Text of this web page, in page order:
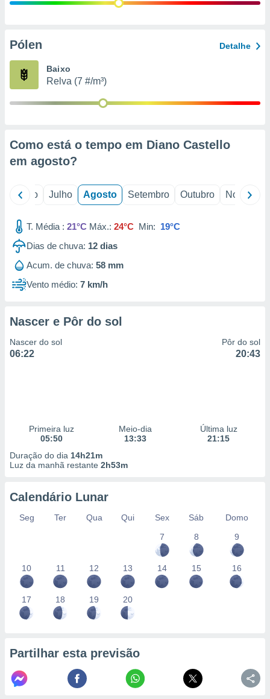
e
de
Pólen Detalhe
Baixo
Relva (7 #/m³)
Como está o tempo em Diano Castello
em agosto?
Junho Julho Agosto Setembro Outubro Novembro
T. Média : 21°C Máx.: 24°C Min: 19°C
Dias de chuva: 12 dias
Acum. de chuva: 58 mm
Vento médio: 7 km/h
Nascer e Pôr do sol
Nascer do sol
06:22
Pôr do sol
20:43
Primeira luz
05:50
Meio-dia
13:33
Última luz
21:15
Duração do dia 14h21m
Luz da manhã restante 2h53m
Calendário Lunar
Seg Ter Qua Qui Sex Sáb
Domo
7
8 9
10 11 12 13 14 15 16
17 18 19 20
Partilhar esta previsão